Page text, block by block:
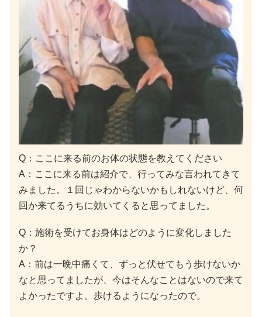
Q：ここに来る前のお体の状態を教えてください
A：ここに来る前は紹介で、行ってみな言われてきて
みました。１回じゃわからないかもしれないけど、何
回か来てるうちに効いてくると思ってました。
Q：施術を受けてお身体はどのように変化しました
か？
A：前は一晩中痛くて、ずっと伏せてもう歩けないか
なと思ってましたが、今はそんなことはないので来て
よかったですよ。歩けるようになったので。